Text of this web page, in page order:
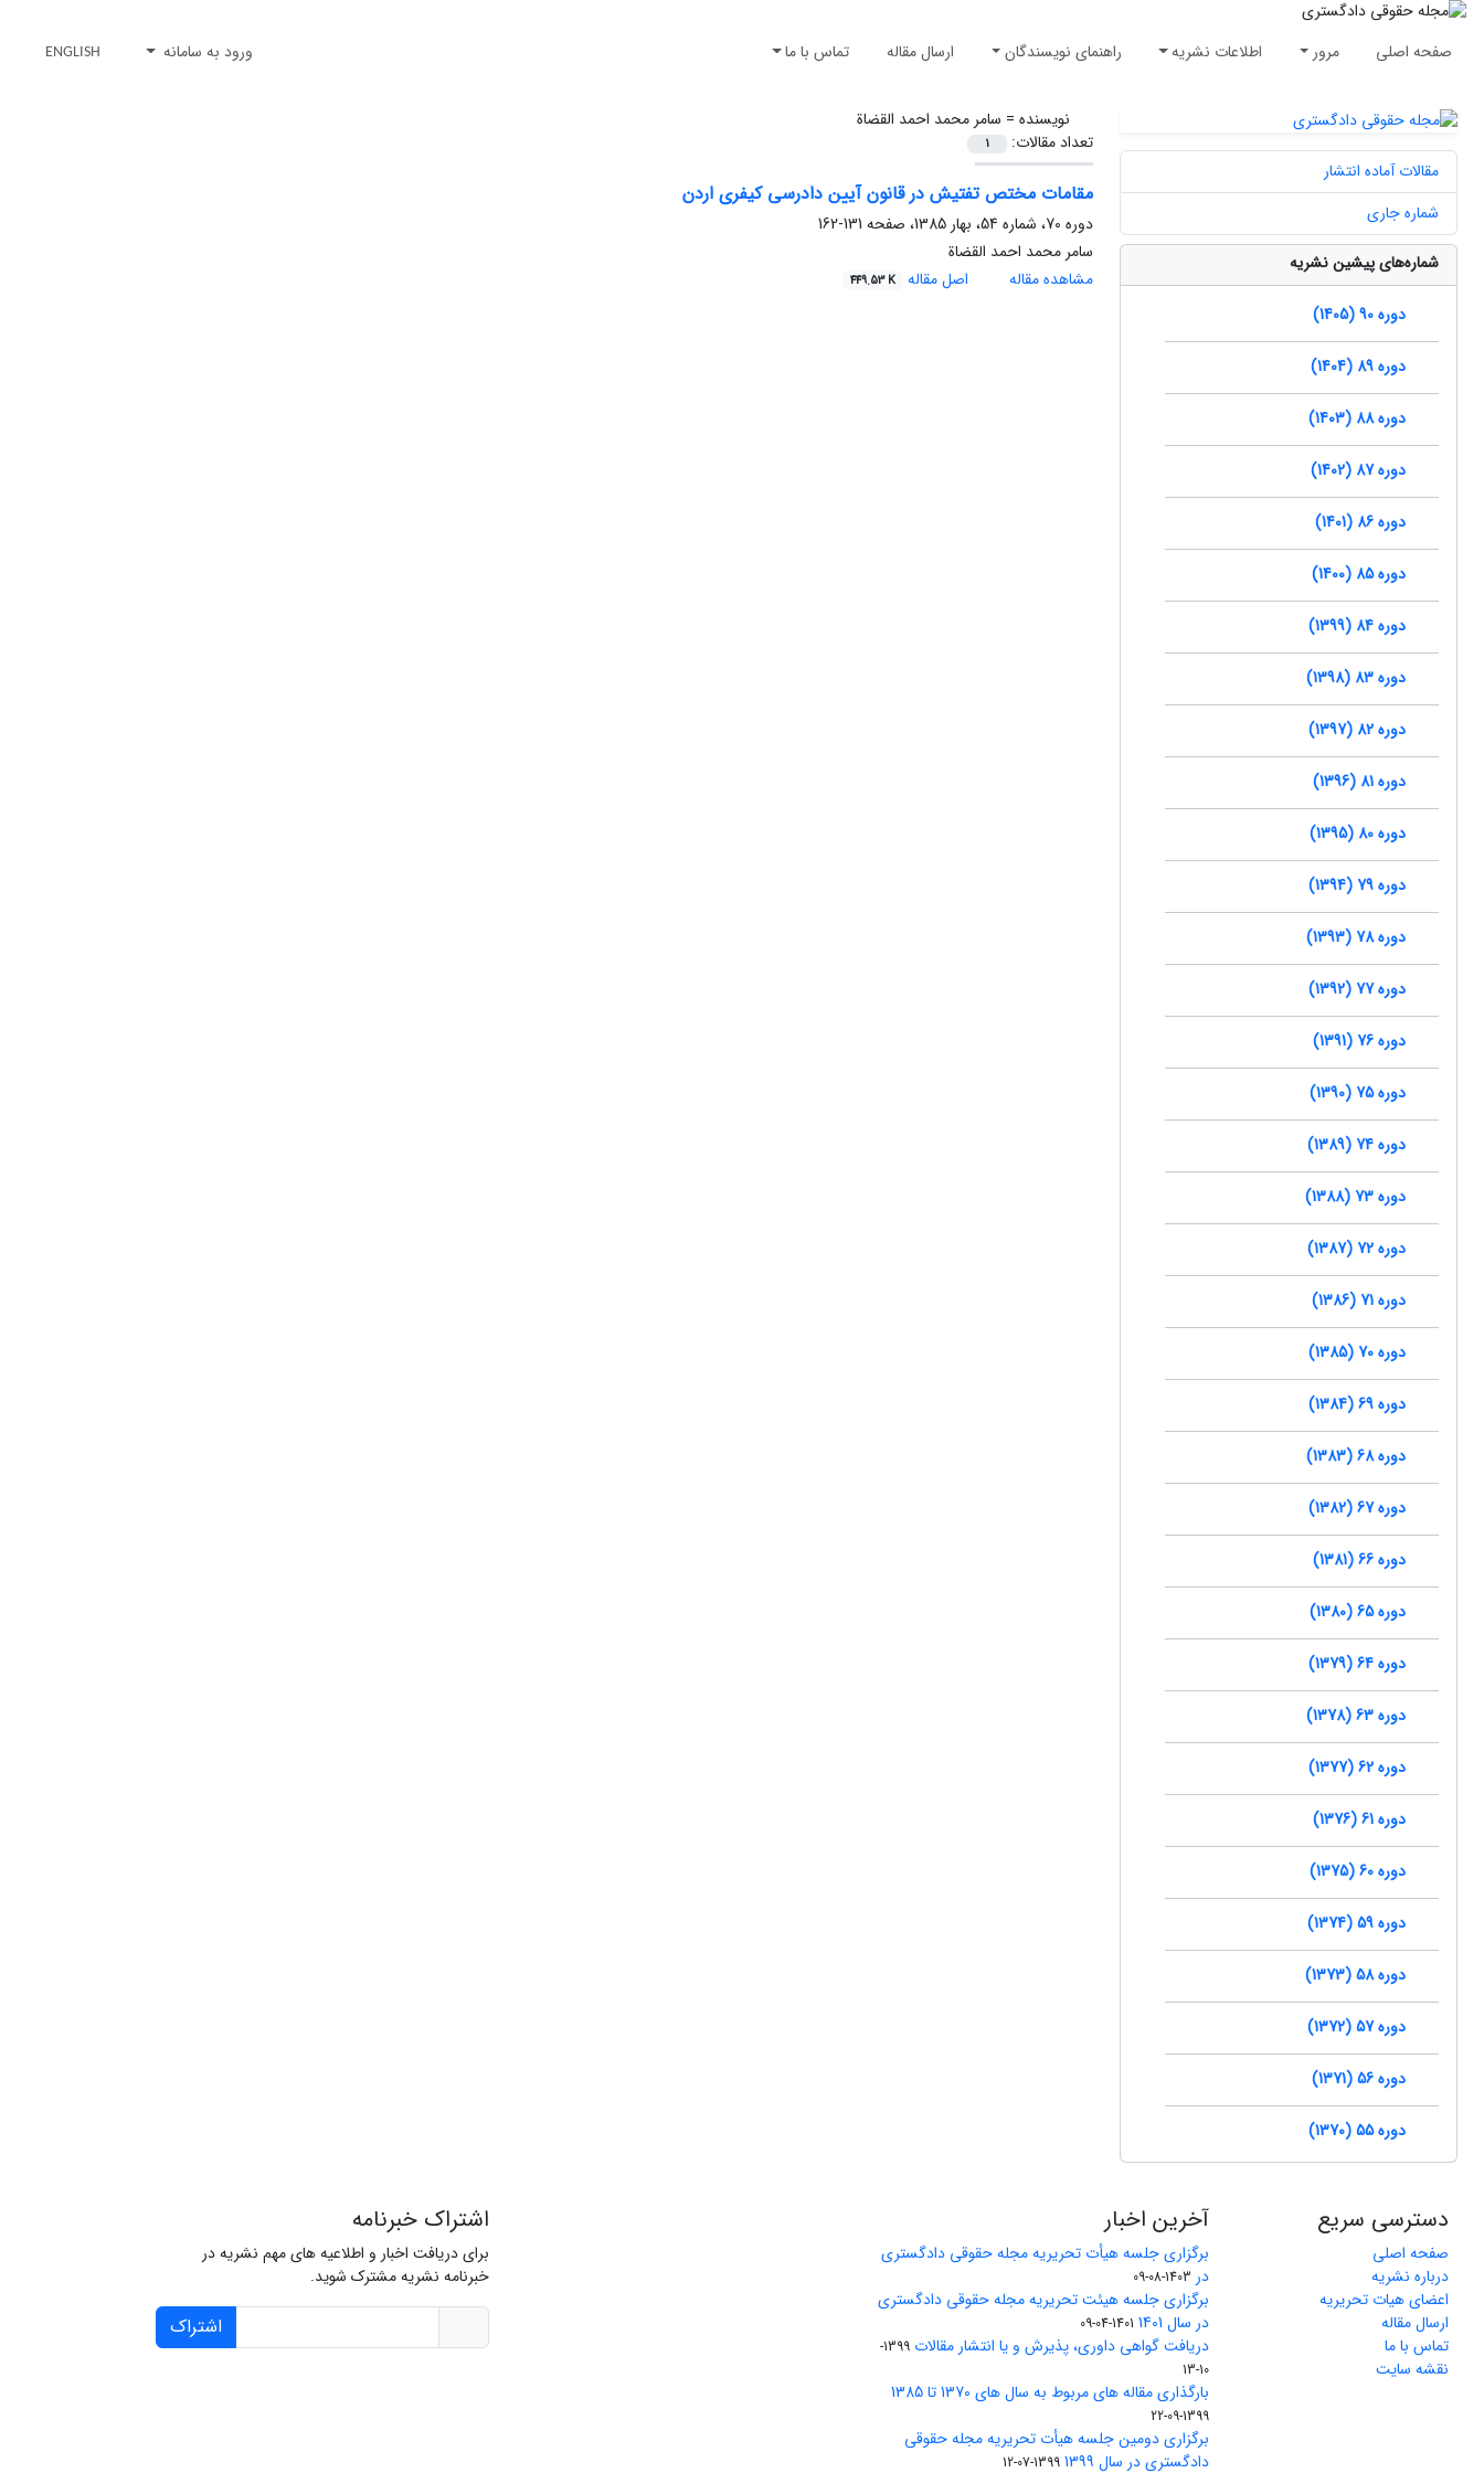
صفحه اصلی مرور اطلاعات نشریه راهنمای نویسندگان ارسال مقاله تماس با ما ورود به سامانه ENGLISH
نویسنده = سامر محمد احمد القضاة
تعداد مقالات:
1
مقامات مختص تفتیش در قانون آیین دادرسی کیفری اردن
دوره 70، شماره 54، بهار 1385، صفحه
131-162
سامر محمد احمد القضاة
مشاهده مقاله
اصل مقاله 449.53 K
مقالات آماده انتشار
شماره جاری
شماره‌های پیشین نشریه
دوره 90 (1405)
دوره 89 (1404)
دوره 88 (1403)
دوره 87 (1402)
دوره 86 (1401)
دوره 85 (1400)
دوره 84 (1399)
دوره 83 (1398)
دوره 82 (1397)
دوره 81 (1396)
دوره 80 (1395)
دوره 79 (1394)
دوره 78 (1393)
دوره 77 (1392)
دوره 76 (1391)
دوره 75 (1390)
دوره 74 (1389)
دوره 73 (1388)
دوره 72 (1387)
دوره 71 (1386)
دوره 70 (1385)
دوره 69 (1384)
دوره 68 (1383)
دوره 67 (1382)
دوره 66 (1381)
دوره 65 (1380)
دوره 64 (1379)
دوره 63 (1378)
دوره 62 (1377)
دوره 61 (1376)
دوره 60 (1375)
دوره 59 (1374)
دوره 58 (1373)
دوره 57 (1372)
دوره 56 (1371)
دوره 55 (1370)
دسترسی سریع
صفحه اصلی
درباره نشریه
اعضای هیات تحریریه
ارسال مقاله
تماس با ما
نقشه سایت
آخرین اخبار
برگزاری جلسه هیأت تحریریه مجله حقوقی دادگستری
در 1403-08-09
برگزاری جلسه هیئت تحریریه مجله حقوقی دادگستری
در سال 1401
1401-04-09
دریافت گواهی داوری، پذیرش و یا انتشار مقالات
1399-
10-13
بارگذاری مقاله های مربوط به سال های 1370 تا 1385
1399-09-22
برگزاری دومین جلسه هیأت تحریریه مجله حقوقی
دادگستری در سال 1399
1399-07-12
اشتراک خبرنامه
برای دریافت اخبار و اطلاعیه های مهم نشریه در
خبرنامه نشریه مشترک شوید.
اشتراک